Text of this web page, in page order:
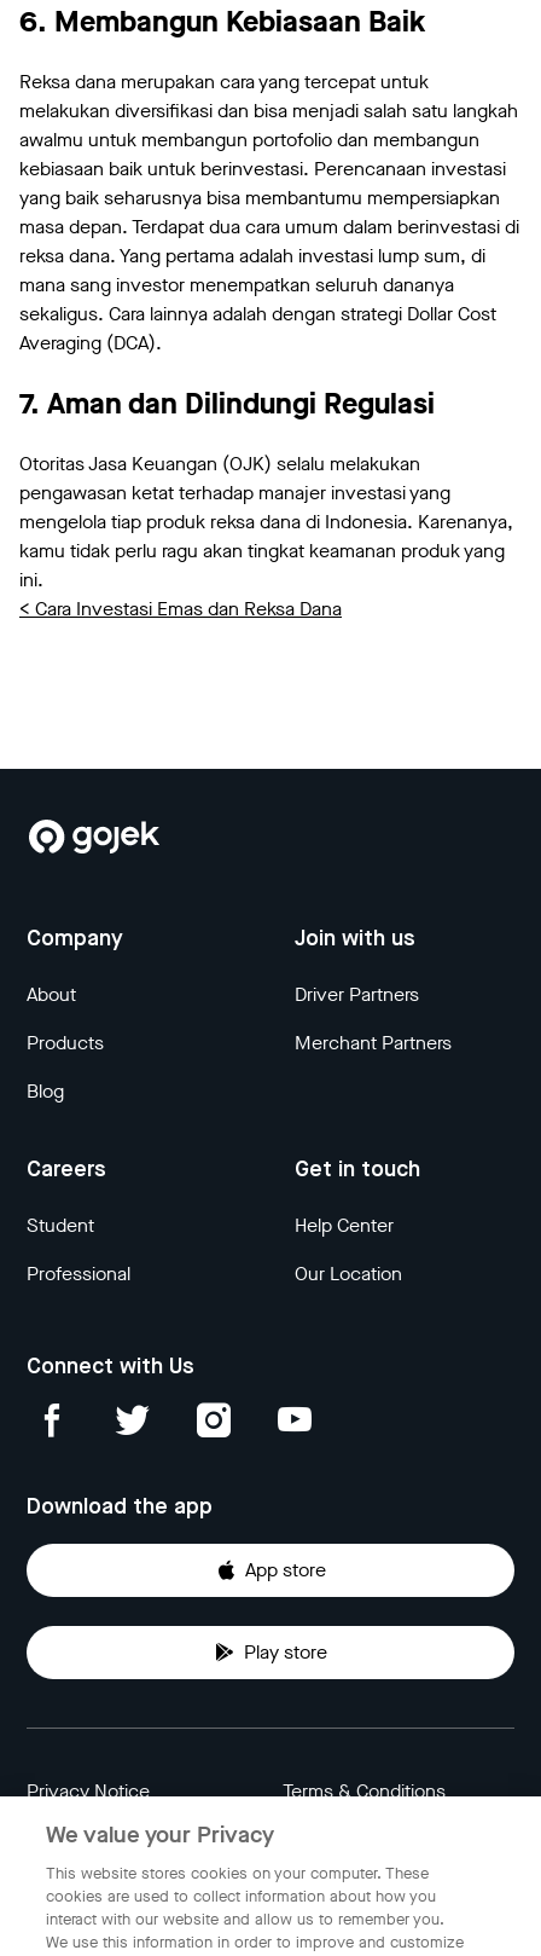
6. Membangun Kebiasaan Baik
Reksa dana merupakan cara yang tercepat untuk
melakukan diversifikasi dan bisa menjadi salah satu langkah
awalmu untuk membangun portofolio dan membangun
kebiasaan baik untuk berinvestasi. Perencanaan investasi
yang baik seharusnya bisa membantumu mempersiapkan
masa depan. Terdapat dua cara umum dalam berinvestasi di
reksa dana. Yang pertama adalah investasi lump sum, di
mana sang investor menempatkan seluruh dananya
sekaligus. Cara lainnya adalah dengan strategi Dollar Cost
Averaging (DCA).
7. Aman dan Dilindungi Regulasi
Otoritas Jasa Keuangan (OJK) selalu melakukan
pengawasan ketat terhadap manajer investasi yang
mengelola tiap produk reksa dana di Indonesia. Karenanya,
kamu tidak perlu ragu akan tingkat keamanan produk yang
ini.
< Cara Investasi Emas dan Reksa Dana
Company
About
Products
Blog
Join with us
Driver Partners
Merchant Partners
Careers
Student
Professional
Get in touch
Help Center
Our Location
Connect with Us
Download the app
App store
Play store
Privacy Notice Terms & Conditions
Data Attribution
Indonesia
We value your Privacy
This website stores cookies on your computer. These
cookies are used to collect information about how you
interact with our website and allow us to remember you.
We use this information in order to improve and customize